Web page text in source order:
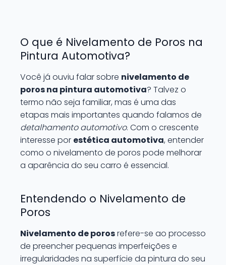
O que é Nivelamento de Poros na
Pintura Automotiva?
Você já ouviu falar sobre nivelamento de
poros na pintura automotiva? Talvez o
termo não seja familiar, mas é uma das
etapas mais importantes quando falamos de
detalhamento automotivo. Com o crescente
interesse por estética automotiva, entender
como o nivelamento de poros pode melhorar
a aparência do seu carro é essencial.
Entendendo o Nivelamento de
Poros
Nivelamento de porosrefere-se ao processo
de preencher pequenas imperfeições e
irregularidades na superfície da pintura do seu